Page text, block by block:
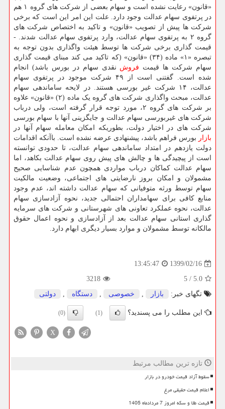
«قانون» رعایت نشده است و سهام بعضی از شرکت های گروه ۱ هم
در پرتفوی سهام عدالت وجود دارد. علت این امر این است که برخی
شرکت ها پیش از تصویب «قانون» و تاکید به اختصاص شرکت های
گروه ۲ به پرتفوی سهام عدالت، وارد پرتفوی سهام عدالت شدند. -
قیمت گذاری برخی شرکت ها توسط هیئت واگذاری بدون توجه به
تبصره «۱» ماده (۳۴) «قانون» (که تاکید می کند مبنای قیمت گذاری
سهام شرکت ها قیمت فروش نقدی سهام در بورس باشد) انجام
شده است. گفتنی است از ۴۹ شرکت موجود در پرتفوی سهام
عدالت، ۱۴ شرکت غیر بورسی هستند. در لایحه ساماندهی سهام
عدالت، مبحث واگذاری شرکت های گروه یک ماده (۲) «قانون» علاوه
بر شرکت های گروه ۲، مورد توجه قرار گرفته است، ولی درباب
شرکت های غیربورسی سهام عدالت و جایگزینی آنها با سهام بورسی
شرکت های در اختیار دولت، بطوریکه امکان معامله سهام آنها در
بازار بورس فراهم باشد، پیشنهادی عرضه نشده است. باآنکه اقدامات
دولت یازدهم در امتداد ساماندهی سهام عدالت، تا حدودی توانسته
است از پیچیدگی ها و چالش های پیش روی سهام عدالت بکاهد، اما
سهام عدالت کماکان درباب مواردی همچون عدم شناسایی صحیح
مشمولان و امکان بروز نارضایتی های اجتماعی، وضعیت مالکیت
سهام توسط ورثه متوفیانی که سهام عدالت داشته اند، عدم وجود
منابع کافی برای سهامداران احتمالی جدید، نحوه آزادسازی سهام
عدالت، نحوه عملکرد تعاونی های شهرستانی و شرکت های سرمایه
گذاری استانی سهام عدالت بعد از آزادسازی و نحوه اعمال حقوق
مالکانه توسط مشمولان و موارد بسیار دیگری ابهام دارد.
1399/02/16
13:45:47
5.0
/
5
3218
تگهای خبر:
بازار , خصوصی , دستگاه , دولتی
این مطلب را می پسندید؟ (1)
(0)
X
تازه ترین مطالب مرتبط
سقوط آزاد قیمت خودرو در بازار
اعلام قیمت حقیقی مرغ
قیمت طلا و سکه امروز 7 مردادماه 1405